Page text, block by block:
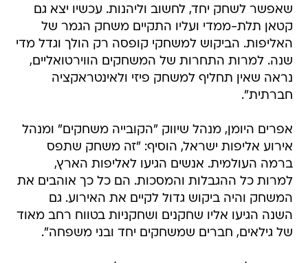
שאפשר לשחק יחד, לחשוב וליהנות. עכשיו יצא גם
קטאן תלת-ממדי ועליו התקיים משחק הגמר של
האליפות. הביקוש למשחקי קופסה רק הולך וגדל מדי
שנה. למרות התחרות של המשחקים הווירטואליים,
נראה שאין תחליף למשחק פיזי ולאינטראקציה
חברתית".
אפרים היומן, מנהל שיווק "הקובייה משחקים" ומנהל
אירוע אליפות ישראל, הוסיף: "זה משחק שתפס
ברמה העולמית. אנשים הגיעו לאליפות הארץ,
למרות כל ההגבלות והמסכות. הם כל כך אוהבים את
המשחק והיה ביקוש גדול לקיים את האירוע. גם
השנה הגיעו אליו שחקנים ושחקניות בטווח רחב מאוד
של גילאים, חברים שמשחקים יחד ובני משפחה".